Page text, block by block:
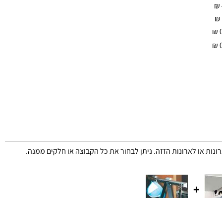
₪
₪
₪
₪
או לארונות הזזה. ניתן לבחור את כל הקבוצה או חלקים ממנה.
+